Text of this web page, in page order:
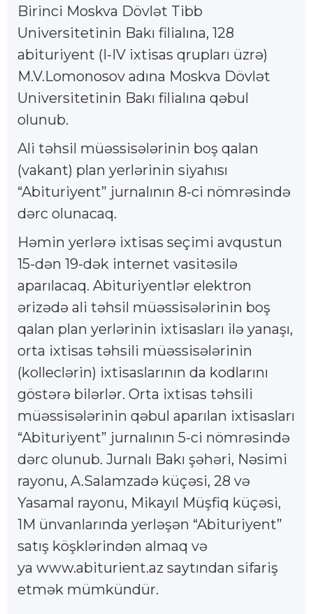
Birinci Moskva Dövlət Tibb
Universitetinin Bakı filialına, 128
abituriyent (I-IV ixtisas qrupları üzrə)
M.V.Lomonosov adına Moskva Dövlət
Universitetinin Bakı filialına qəbul
olunub.
Ali təhsil müəssisələrinin boş qalan
(vakant) plan yerlərinin siyahısı
“Abituriyent” jurnalının 8-ci nömrəsində
dərc olunacaq.
Həmin yerlərə ixtisas seçimi avqustun
15-dən 19-dək internet vasitəsilə
aparılacaq. Abituriyentlər elektron
ərizədə ali təhsil müəssisələrinin boş
qalan plan yerlərinin ixtisasları ilə yanaşı,
orta ixtisas təhsili müəssisələrinin
(kolleclərin) ixtisaslarının da kodlarını
göstərə bilərlər. Orta ixtisas təhsili
müəssisələrinin qəbul aparılan ixtisasları
“Abituriyent” jurnalının 5-ci nömrəsində
dərc olunub. Jurnalı Bakı şəhəri, Nəsimi
rayonu, A.Salamzadə küçəsi, 28 və
Yasamal rayonu, Mikayıl Müşfiq küçəsi,
1M ünvanlarında yerləşən “Abituriyent”
satış köşklərindən almaq və
ya www.abiturient.az saytından sifariş
etmək mümkündür.